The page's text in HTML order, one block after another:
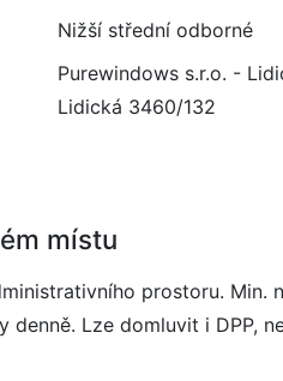
Nižší střední odborné
Purewindows s.r.o. -
Lidická 3460/132
místu
prostoru. Min.
denně. Lze domluvit i DPP,